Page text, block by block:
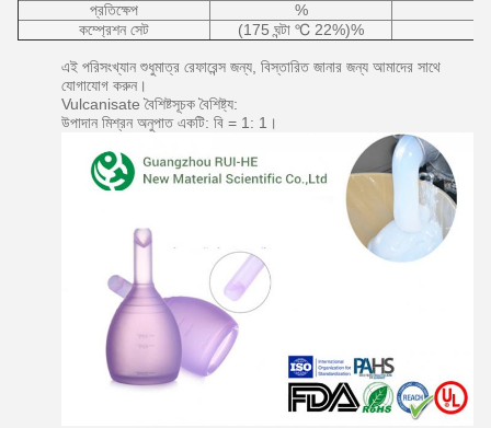
প্রতিক্ষেপ
%
কম্প্রেশন সেট
(175 ঘন্টা ℃ 22%)%
এই পরিসংখ্যান শুধুমাত্র রেফারেন্স জন্য, বিস্তারিত জানার জন্য আমাদের সাথে
যোগাযোগ করুন।
Vulcanisate বৈশিষ্টসূচক বৈশিষ্ট্য:
উপাদান মিশ্রন অনুপাত একটি: বি = 1: 1।